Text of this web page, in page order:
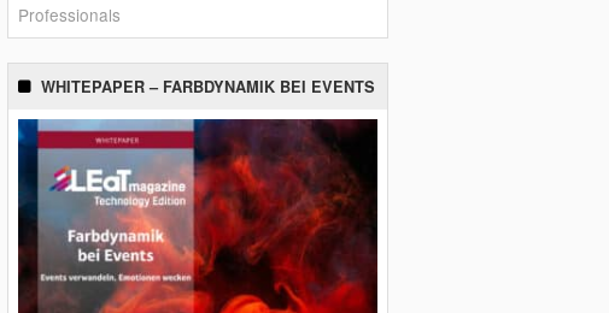
Professionals
WHITEPAPER – FARBDYNAMIK BEI EVENTS